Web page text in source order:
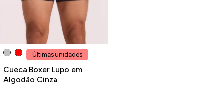
Últimas unidades
Cueca Boxer Lupo em
Algodão Cinza